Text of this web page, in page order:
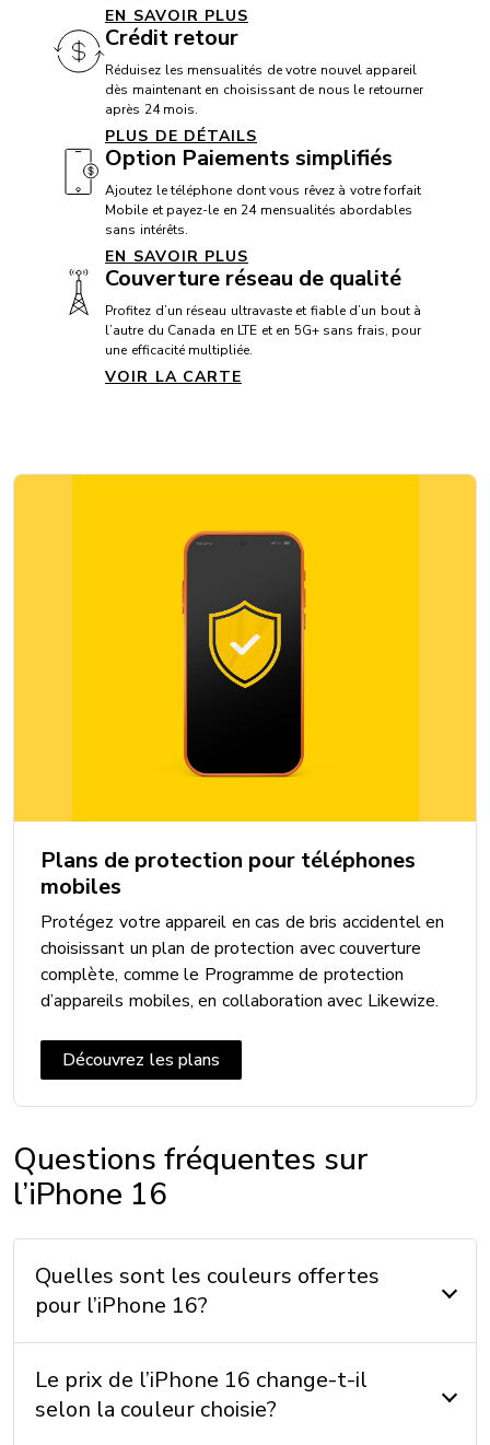
CAMÉRA
Appareil photo frontal: 18 Mpx
Appareil photo arrière: 48 Mpx
Caméra vidéo: 4K
CONNECTIVITÉ
5G+: Oui
Bluetooth: 6
Communication en champ proche (NFC): Oui
USB: USB C
VoLTE avec Vidéotron: Oui
Hauteur: 156,2 mm
Chargeur: Non
Écouteurs: Non
Instructions: Oui
MÉMOIRE
Mémoire externe: Non
Mémoire interne: 256 / 512 Go + 12 Go (RAM)
SYSTÈME D'EXPLOITATION
Système d’exploitation: iOS 26
AUTRES
GPS: Oui
EN SAVOIR PLUS
Crédit retour
Réduisez les mensualités de votre nouvel appareil
dès maintenant en choisissant de nous le retourner
après 24 mois.
PLUS DE DÉTAILS
Option Paiements simplifiés
Ajoutez le téléphone dont vous rêvez à votre forfait
Mobile et payez-le en 24 mensualités abordables
sans intérêts.
EN SAVOIR PLUS
Couverture réseau de qualité
Profitez d’un réseau ultravaste et fiable d’un bout à
l’autre du Canada en LTE et en 5G+ sans frais, pour
une efficacité multipliée.
VOIR LA CARTE
Plans de protection pour téléphones
mobiles
Protégez votre appareil en cas de bris accidentel en
choisissant un plan de protection avec couverture
complète, comme le Programme de protection
d’appareils mobiles, en collaboration avec Likewize.
Découvrez les plans
Questions fréquentes sur
l’iPhone 16
Quelles sont les couleurs offertes
pour l’iPhone 16?
Le prix de l’iPhone 16 change-t-il
selon la couleur choisie?